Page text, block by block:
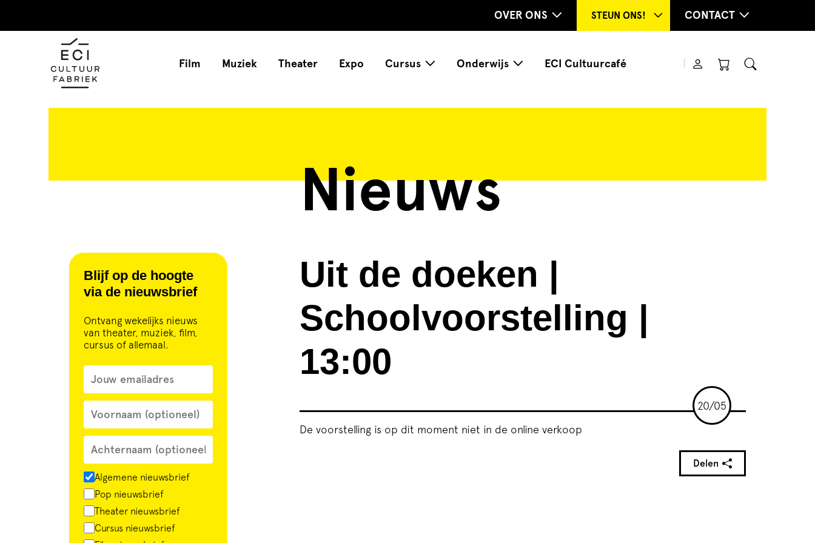
OVER ONS STEUN ONS! CONTACT
Film Muziek Theater Expo Cursus Onderwijs ECI Cultuurcafé
Nieuws
Blijf op de hoogte
via de nieuwsbrief
Ontvang wekelijks nieuws
van theater, muziek, film,
cursus of allemaal.
Algemene nieuwsbrief
Pop nieuwsbrief
Theater nieuwsbrief
Cursus nieuwsbrief
Uit de doeken |
Schoolvoorstelling |
13:00
20/05
De voorstelling is op dit moment niet in de online verkoop
Delen